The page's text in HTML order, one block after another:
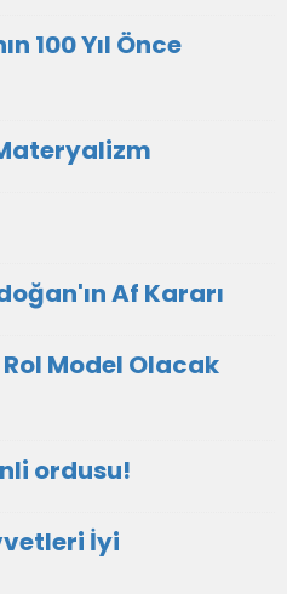
100 Yıl Önce
Af Kararı
Model Olacak
ordusu!
İyi